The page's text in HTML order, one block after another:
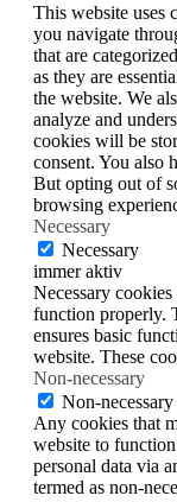
This website uses
you navigate
that are
as they are
the website. We
analyze and
cookies will be
consent. You also
But opting out of
browsing
Necessary
Necessary
immer aktiv
Necessary
function properly.
ensures basic
website. These
Non-necessary
Non-necessary
Any cookies that
website to
personal data via
termed as non-